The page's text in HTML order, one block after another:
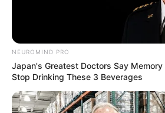
NEUROMIND PRO
Japan's Greatest Doctors Say
Stop Drinking These 3 Beverages